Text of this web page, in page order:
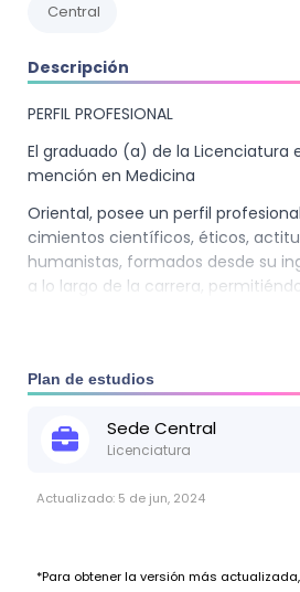
Central
Descripción
PERFIL PROFESIONAL
El graduado (a) de la Licenciatura
mención en Medicina
Oriental, posee un perfil
cimientos científicos, éticos,
humanistas, formados desde su
a lo largo de la carrera,
complementaria en la Medicina
Plan de estudios
Sede Central
Licenciatura
Actualizado: 5 de jun, 2024
*Para obtener la versión más